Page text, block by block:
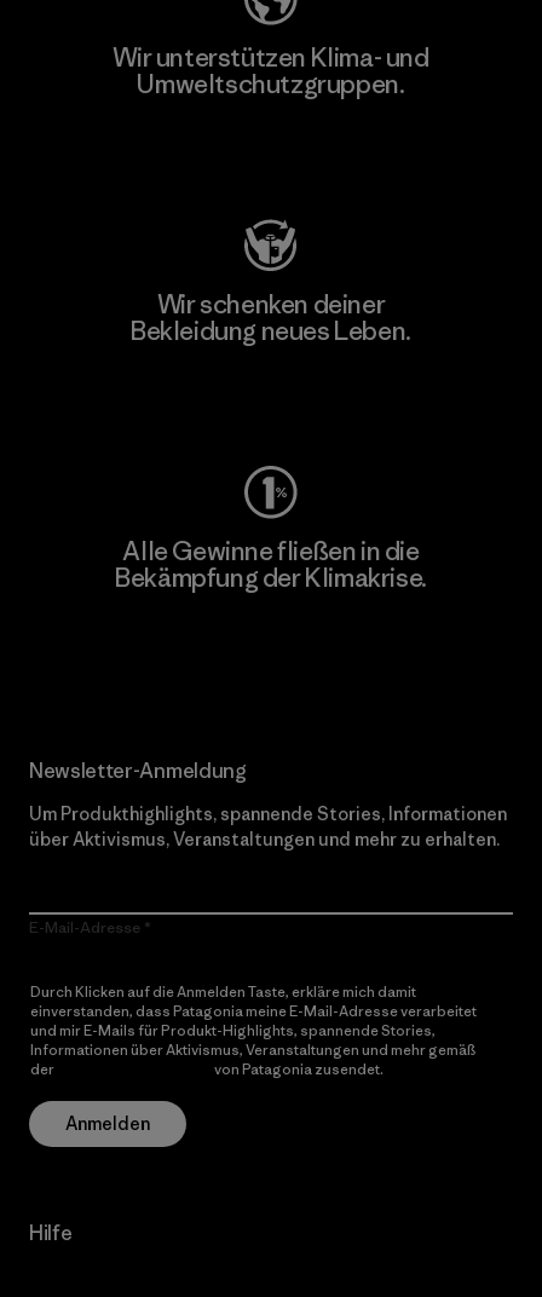
Wir unterstützen Klima- und
Umweltschutzgruppen.
Wir schenken deiner
Bekleidung neues Leben.
Alle Gewinne fließen in die
Bekämpfung der Klimakrise.
Newsletter-Anmeldung
Um Produkthighlights, spannende Stories, Informationen
über Aktivismus, Veranstaltungen und mehr zu erhalten.
E-Mail-Adresse
Durch Klicken auf die Anmelden Taste, erkläre mich damit
einverstanden, dass Patagonia meine E-Mail-Adresse verarbeitet
und mir E-Mails für Produkt-Highlights, spannende Stories,
Informationen über Aktivismus, Veranstaltungen und mehr gemäß
der
von Patagonia zusendet.
Anmelden
Hilfe